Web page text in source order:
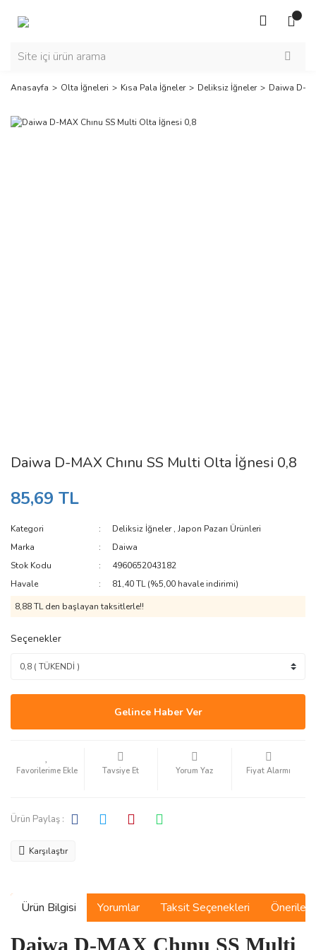
Anasayfa Olta İğneleri Kısa Pala İğneler Deliksiz İğneler Daiwa D-
Daiwa D-MAX Chınu SS Multi Olta İğnesi 0,8
85,69 TL
Kategori Deliksiz İğneler,Japon Pazarı Ürünleri
Marka
Daiwa
Stok Kodu
4960652043182
Havale
81,40 TL (%5,00 havale indirimi)
8,88 TL den başlayan taksitlerle!!
Seçenekler
Gelince Haber Ver
Tavsiye Et Yorum Yaz Fiyat Alarmı
Ürün Paylaş :
Karşılaştır
Ürün Bilgisi Yorumlar Taksit Seçenekleri
Daiwa D-MAX Chınu SS Multi